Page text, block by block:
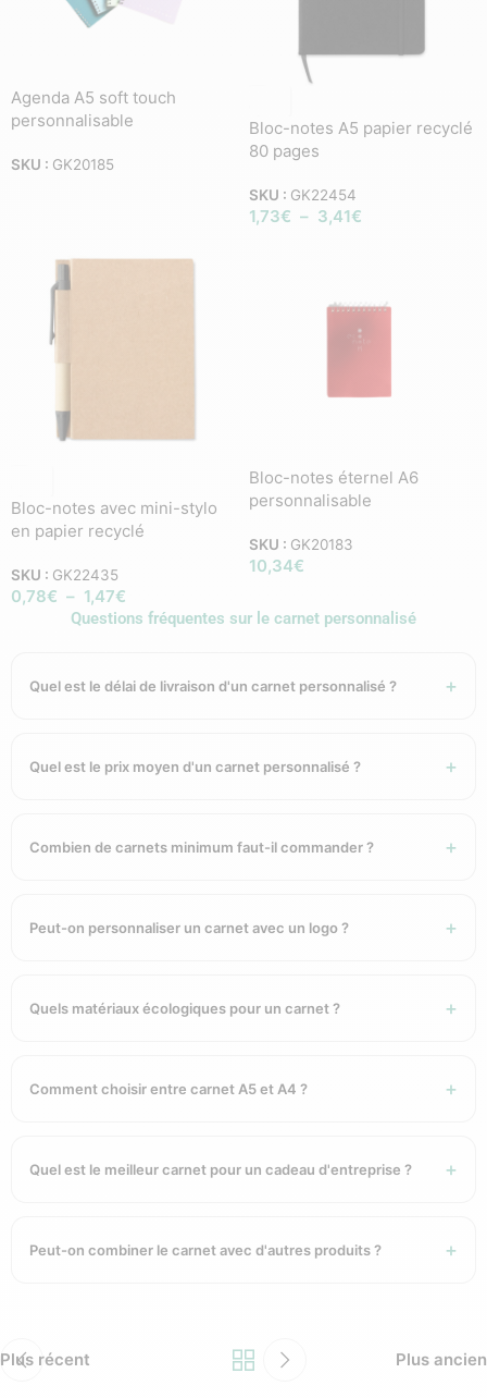
Agenda A5 soft touch
personnalisable
SKU : GK20185
Bloc-notes A5 papier recyclé
80 pages
SKU : GK22454
1,73€ – 3,41€
Bloc-notes avec mini-stylo
en papier recyclé
SKU : GK22435
0,78€ – 1,47€
Bloc-notes éternel A6
personnalisable
SKU : GK20183
10,34€
Questions fréquentes sur le carnet personnalisé
Quel est le délai de livraison d'un carnet personnalisé ?
Quel est le prix moyen d'un carnet personnalisé ?
Combien de carnets minimum faut-il commander ?
Peut-on personnaliser un carnet avec un logo ?
Quels matériaux écologiques pour un carnet ?
Comment choisir entre carnet A5 et A4 ?
Quel est le meilleur carnet pour un cadeau d'entreprise ?
Peut-on combiner le carnet avec d'autres produits ?
Plus récent Plus ancien